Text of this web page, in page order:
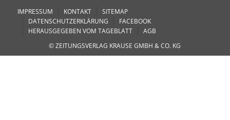
IMPRESSUM KONTAKT
SITEMAP
DATENSCHUTZERKLÄRUNG
FACEBOOK
HERAUSGEGEBEN VOM TAGEBLATT
AGB
© ZEITUNGSVERLAG KRAUSE GMBH & CO. KG